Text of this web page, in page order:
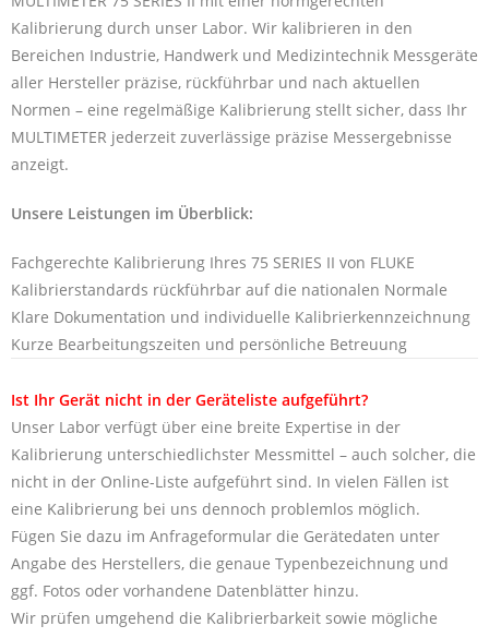
Kalibrierung durch unser Labor. Wir kalibrieren in den
Bereichen Industrie, Handwerk und Medizintechnik Messgeräte
aller Hersteller präzise, rückführbar und nach aktuellen
Normen – eine regelmäßige Kalibrierung stellt sicher, dass Ihr
MULTIMETER jederzeit zuverlässige präzise Messergebnisse
anzeigt.
Unsere Leistungen im Überblick:
Fachgerechte Kalibrierung Ihres 75 SERIES II von FLUKE
Kalibrierstandards rückführbar auf die nationalen Normale
Klare Dokumentation und individuelle Kalibrierkennzeichnung
Kurze Bearbeitungszeiten und persönliche Betreuung
Ist Ihr Gerät nicht in der Geräteliste aufgeführt?
Unser Labor verfügt über eine breite Expertise in der
Kalibrierung unterschiedlichster Messmittel – auch solcher, die
nicht in der Online-Liste aufgeführt sind. In vielen Fällen ist
eine Kalibrierung bei uns dennoch problemlos möglich.
Fügen Sie dazu im Anfrageformular die Gerätedaten unter
Angabe des Herstellers, die genaue Typenbezeichnung und
ggf. Fotos oder vorhandene Datenblätter hinzu.
Wir prüfen umgehend die Kalibrierbarkeit sowie mögliche